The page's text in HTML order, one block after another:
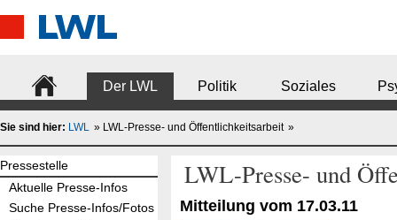
Der LWL Politik Soziales
Sie sind hier: LWL LWL-Presse- und Öffentlichkeitsarbeit
Pressestelle
Aktuelle Presse-Infos
Suche Presse-Infos/Fotos
LWL-Presse- und
Mitteilung vom 17.03.11